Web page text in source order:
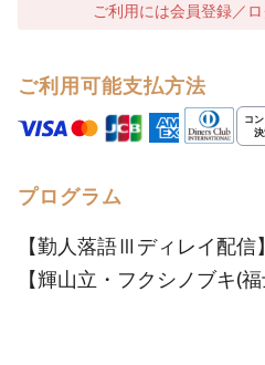
ご利用には会員登録／ロ
ご利用可能支払方法
プログラム
【勤人落語Ⅲディレイ配
【輝山立・フクシノブキ(